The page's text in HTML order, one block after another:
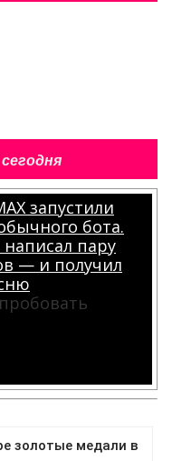
запустили
бота.
пару
— и получил